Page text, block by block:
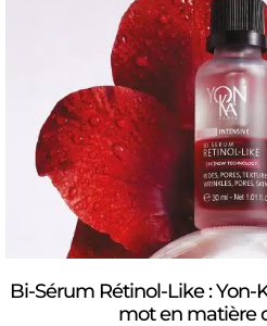
Bi-Sérum Rétinol-Like : Yon-
mot en matière